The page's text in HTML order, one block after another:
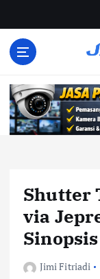
Shutter
via
Jimi Fitriadi